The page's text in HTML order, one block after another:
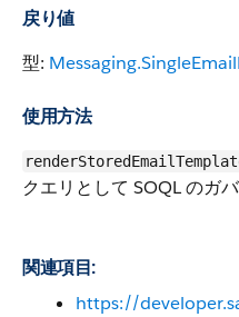
戻り値
型:
使用方法
クエリとして SOQL のガ
関連項目:
https://